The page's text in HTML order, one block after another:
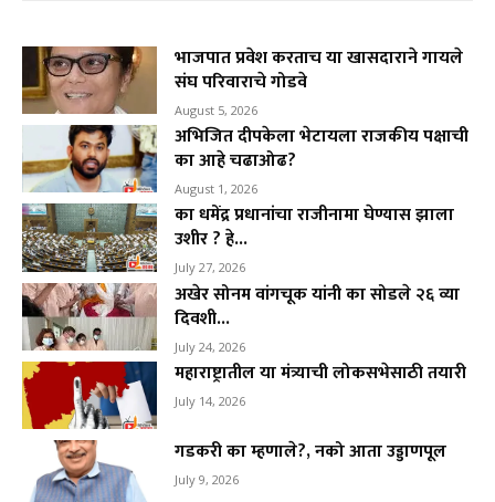
भाजपात प्रवेश करताच या खासदाराने गायले
संघ परिवाराचे गोडवे
August 5, 2026
अभिजित दीपकेला भेटायला राजकीय पक्षाची
का आहे चढाओढ?
August 1, 2026
का धमेंद्र प्रधानांचा राजीनामा घेण्यास झाला
उशीर ? हे...
July 27, 2026
अखेर सोनम वांगचूक यांनी का सोडले २६ व्या
दिवशी...
July 24, 2026
महाराष्ट्रातील या मंत्र्याची लोकसभेसाठी तयारी
July 14, 2026
गडकरी का म्हणाले?, नको आता उड्डाणपूल
July 9, 2026